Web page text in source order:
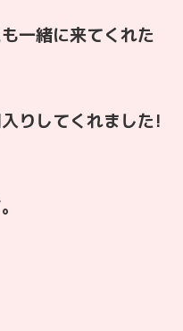
一緒に来てくれた
りしてくれました!